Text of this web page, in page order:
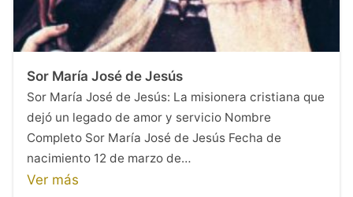
Sor María José de Jesús
Sor María José de Jesús: La misionera cristiana que
dejó un legado de amor y servicio Nombre
Completo Sor María José de Jesús Fecha de
nacimiento 12 de marzo de…
Ver más